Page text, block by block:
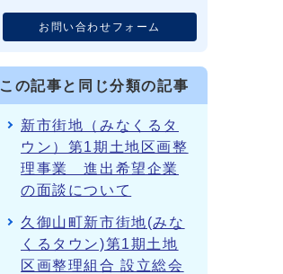
お問い合わせフォーム
この記事と同じ分類の記事
新市街地（みなくるタ
ウン）第1期土地区画整
理事業 進出希望企業
の面談について
久御山町新市街地(みな
くるタウン)第1期土地
区画整理組合 設立総会